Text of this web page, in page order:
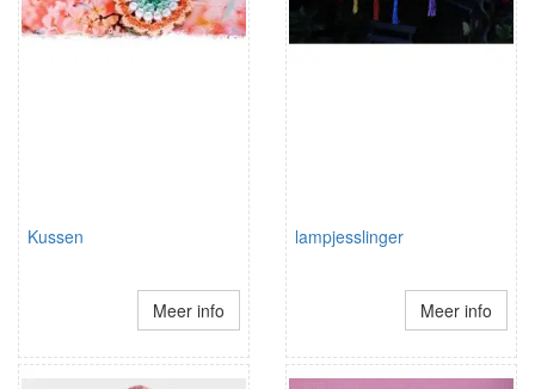
Kussen
Meer info
lampjesslinger
Meer info